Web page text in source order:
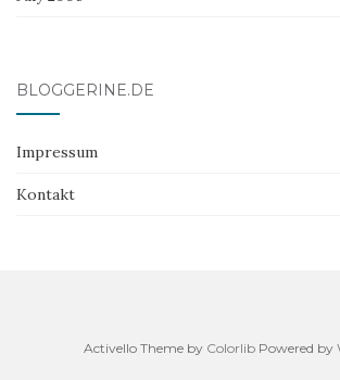
BLOGGERINE.DE
Impressum
Kontakt
Activello Theme by Colorlib Powered by